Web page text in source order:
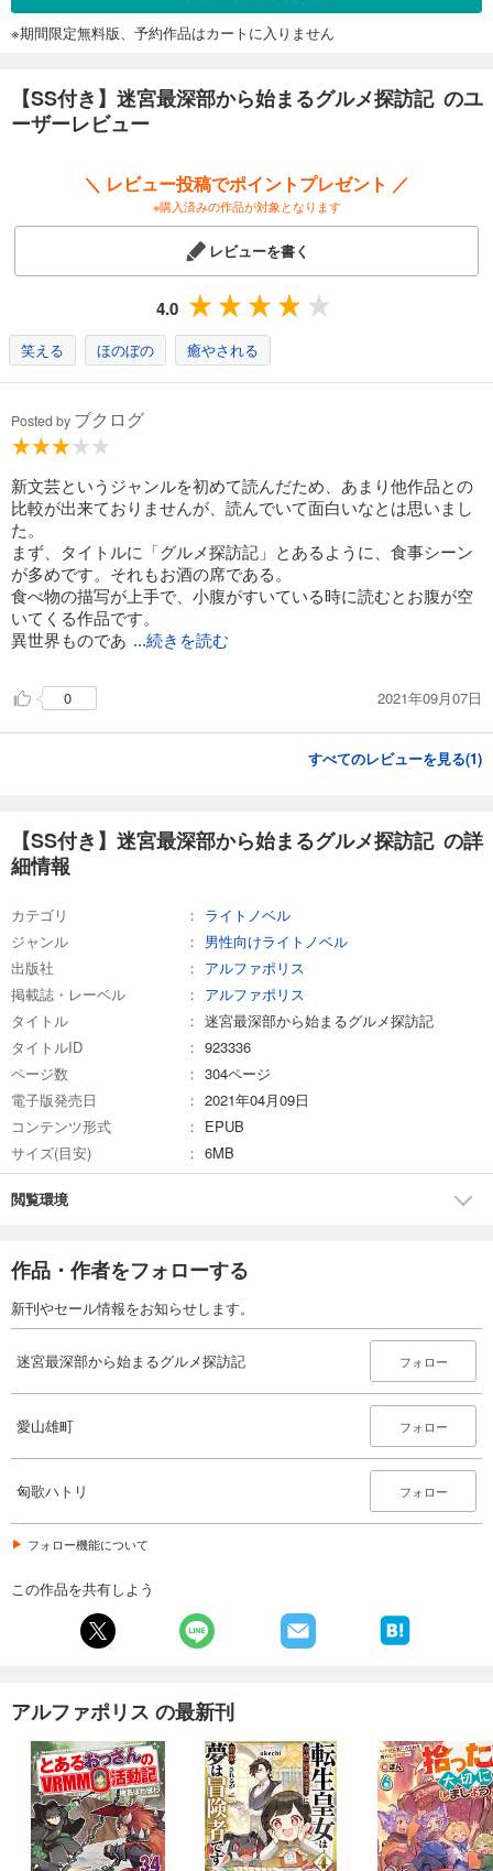
※期間限定無料版、予約作品はカートに入りません
【SS付き】迷宮最深部から始まるグルメ探訪記 のユ
ーザーレビュー
＼ レビュー投稿でポイントプレゼント ／
※購入済みの作品が対象となります
レビューを書く
4.0
笑える ほのぼの 癒やされる
Posted by ブクログ
新文芸というジャンルを初めて読んだため、あまり他作品との
比較が出来ておりませんが、読んでいて面白いなとは思いまし
た。
まず、タイトルに「グルメ探訪記」とあるように、食事シーン
が多めです。それもお酒の席である。
食べ物の描写が上手で、小腹がすいている時に読むとお腹が空
いてくる作品です。
異世界ものであ ...続きを読む
0 2021年09月07日
すべてのレビューを見る(1)
【SS付き】迷宮最深部から始まるグルメ探訪記 の詳
細情報
カテゴリ
ライトノベル
ジャンル
男性向けライトノベル
出版社
アルファポリス
掲載誌・レーベル
アルファポリス
タイトル
迷宮最深部から始まるグルメ探訪記
タイトルID
923336
ページ数
304ページ
電子版発売日
2021年04月09日
コンテンツ形式
EPUB
サイズ(目安)
6MB
閲覧環境
作品・作者をフォローする
新刊やセール情報をお知らせします。
迷宮最深部から始まるグルメ探訪記 フォロー
愛山雄町 フォロー
匈歌ハトリ フォロー
フォロー機能について
この作品を共有しよう
アルファポリス の最新刊